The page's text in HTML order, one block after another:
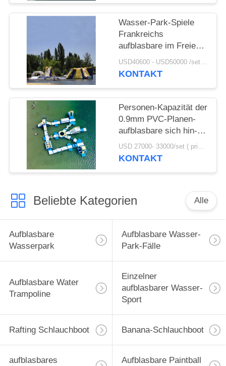
Wasser-Park-Spiele
Frankreichs
aufblasbare im Freien
für
Erwachsene/aufblasbare
USD40600 - USD50000 /set ( price just for reference, detailed prices need to be confirmed） MOQ:1 Satz oder Teile des ganzen Parks
KONTAKT
Personen-Kapazität der
0.9mm PVC-Planen-
aufblasbare sich hin-
und herbewegende
Wasser-Park-Spiel-100
USD 27000- 33000/set ( price just for reference, detailed prices need to be confirmed) MOQ:1 Satz oder Teile des ganzen Parks
KONTAKT
Beliebte Kategorien Alle
Aufblasbare
Wasserpark
Aufblasbare Wasser-
Park-Fälle
Aufblasbare Water
Trampoline
Einzelner
aufblasbarer Wasser-
Sport
Rafting Schlauchboot Banana-Schlauchboot
aufblasbares Aufblasbare Paintball